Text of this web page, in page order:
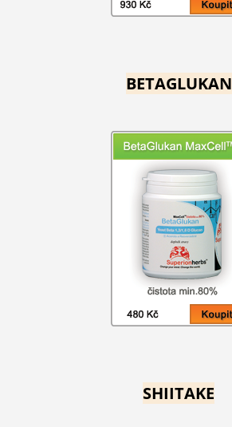
BETAGLUKAN
SHIITAKE